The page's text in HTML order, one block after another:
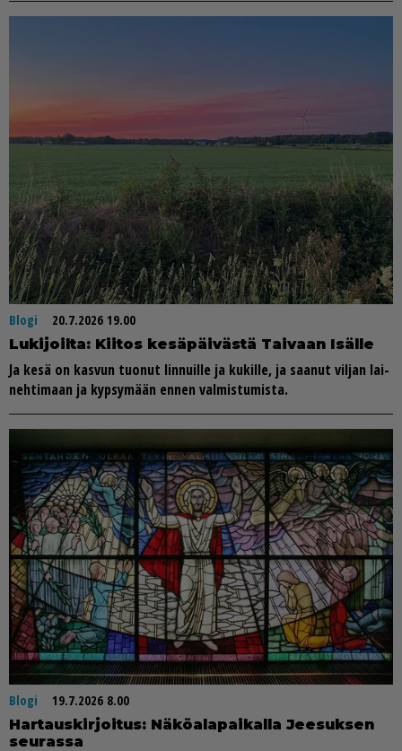
Blogi
20.7.2026 19.00
Lu­ki­joil­ta: Kii­tos ke­sä­päi­väs­tä Tai­vaan Isäl­le
Ja kesä on kas­vun tuo­nut lin­nuil­le ja ku­kil­le, ja saa­nut vil­jan lai­
neh­ti­maan ja kyp­sy­mään en­nen val­mis­tu­mis­ta.
Blogi
19.7.2026 8.00
Har­taus­kir­joi­tus: Nä­kö­a­la­pai­kal­la Jee­suk­sen
seu­ras­sa